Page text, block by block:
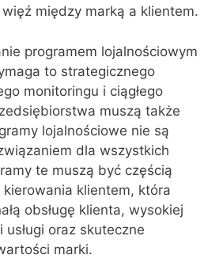
między marką a klientem.
programem lojalnościowym
to strategicznego
monitoringu i ciągłego
muszą także
lojalnościowe nie są
dla wszystkich
te muszą być częścią
klientem, która
obsługę klienta, wysokiej
oraz skuteczne
marki.